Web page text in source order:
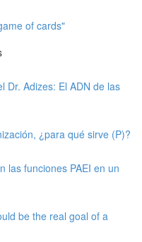
of cards"
Dr. Adizes: El ADN de las
¿para qué sirve (P)?
las funciones PAEI en un
be the real goal of a